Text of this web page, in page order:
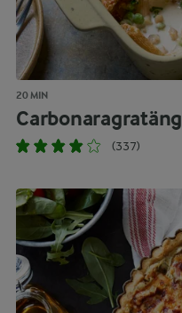
20 MIN
Carbonaragratäng
(337)